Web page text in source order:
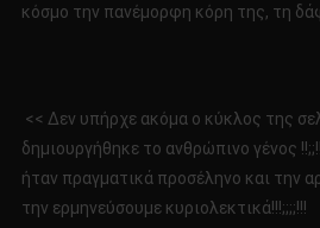
κόσμο την πανέμορφη κόρη της, τη
<< Δεν υπήρχε ακόμα ο κύκλος της
δημιουργήθηκε το ανθρώπινο γένος
ήταν πραγματικά προσέληνο και την
την ερμηνεύσουμε κυριολεκτικά!!!;;;;!!!